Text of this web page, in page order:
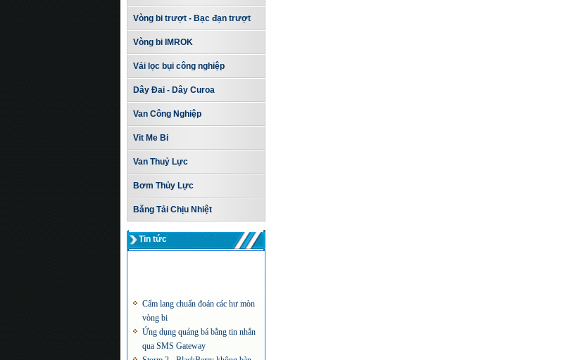
Vòng bi trượt - Bạc đạn trượt
Vòng bi IMROK
Vải lọc bụi công nghiệp
Dây Đai - Dây Curoa
Van Công Nghiệp
Vit Me Bi
Van Thuỷ Lực
Bơm Thủy Lực
Băng Tải Chịu Nhiệt
Tin tức
Cẩm lang chuẩn đoán các hư mòn
Ứng dụng quảng bá bằng tin nhắn
qua SMS Gateway
Storm 2 - BlackBerry không bàn